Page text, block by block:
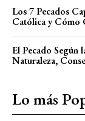
Los 7 Pecados
Católica y Cómo
El Pecado
Naturaleza,
Lo más